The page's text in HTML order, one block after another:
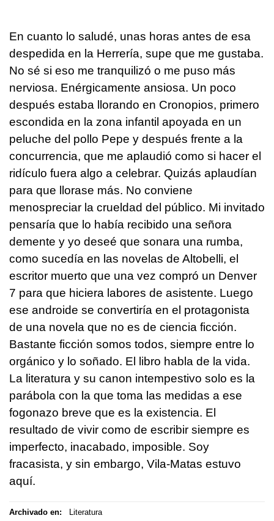
En cuanto lo saludé, unas horas antes de esa
despedida en la Herrería, supe que me gustaba.
No sé si eso me tranquilizó o me puso más
nerviosa. Enérgicamente ansiosa. Un poco
después estaba llorando en Cronopios, primero
escondida en la zona infantil apoyada en un
peluche del pollo Pepe y después frente a la
concurrencia, que me aplaudió como si hacer el
ridículo fuera algo a celebrar. Quizás aplaudían
para que llorase más. No conviene
menospreciar la crueldad del público. Mi invitado
pensaría que lo había recibido una señora
demente y yo deseé que sonara una rumba,
como sucedía en las novelas de Altobelli, el
escritor muerto que una vez compró un Denver
7 para que hiciera labores de asistente. Luego
ese androide se convertiría en el protagonista
de una novela que no es de ciencia ficción.
Bastante ficción somos todos, siempre entre lo
orgánico y lo soñado. El libro habla de la vida.
La literatura y su canon intempestivo solo es la
parábola con la que toma las medidas a ese
fogonazo breve que es la existencia. El
resultado de vivir como de escribir siempre es
imperfecto, inacabado, imposible. Soy
fracasista, y sin embargo, Vila-Matas estuvo
aquí.
Archivado en: Literatura